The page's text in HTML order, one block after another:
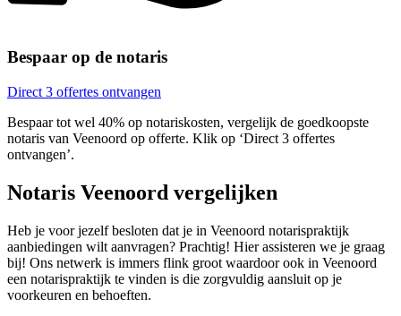
Bespaar op de notaris
Direct 3 offertes ontvangen
Bespaar tot wel 40% op notariskosten, vergelijk de goedkoopste
notaris van Veenoord op offerte. Klik op ‘Direct 3 offertes
ontvangen’.
Notaris Veenoord vergelijken
Heb je voor jezelf besloten dat je in Veenoord notarispraktijk
aanbiedingen wilt aanvragen? Prachtig! Hier assisteren we je graag
bij! Ons netwerk is immers flink groot waardoor ook in Veenoord
een notarispraktijk te vinden is die zorgvuldig aansluit op je
voorkeuren en behoeften.